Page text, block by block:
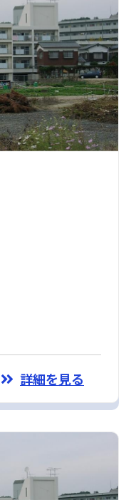
詳細を見る